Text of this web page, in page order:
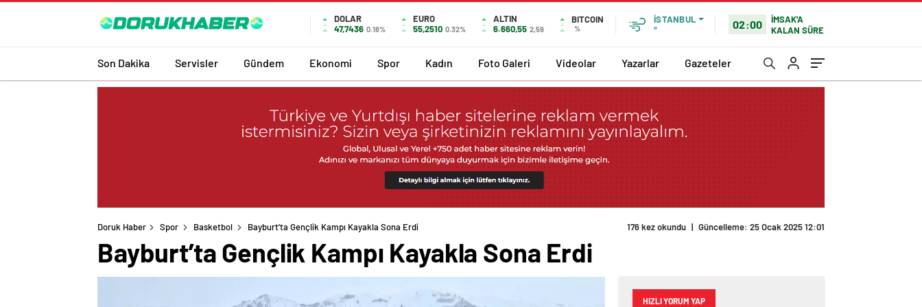
DOLAR
47,7436 0.18%
EURO
55,2510 0.32%
ALTIN
6.660,55 2,59
BITCOIN
%
İSTANBUL
°
02:00
İMSAK'A
KALAN SÜRE
Son Dakika Servisler Gündem Ekonomi Spor Kadın Foto Galeri Videolar Yazarlar Gazeteler
Doruk Haber Spor Basketbol Bayburt’ta Gençlik Kampı Kayakla Sona Erdi
Bayburt’ta Gençlik Kampı Kayakla Sona Erdi
HIZLI YORUM YAP